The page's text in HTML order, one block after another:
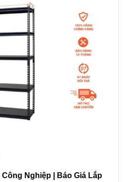
Công Nghiệp | Báo Giá Lắp